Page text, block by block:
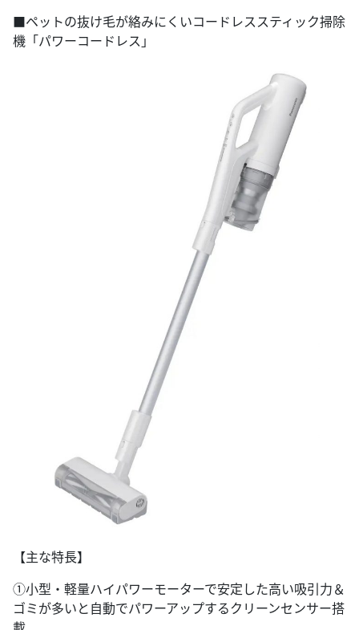
■ペットの抜け毛が絡みにくいコードレススティック掃除
機「パワーコードレス」
【主な特長】
①小型・軽量ハイパワーモーターで安定した高い吸引力＆
ゴミが多いと自動でパワーアップするクリーンセンサー搭